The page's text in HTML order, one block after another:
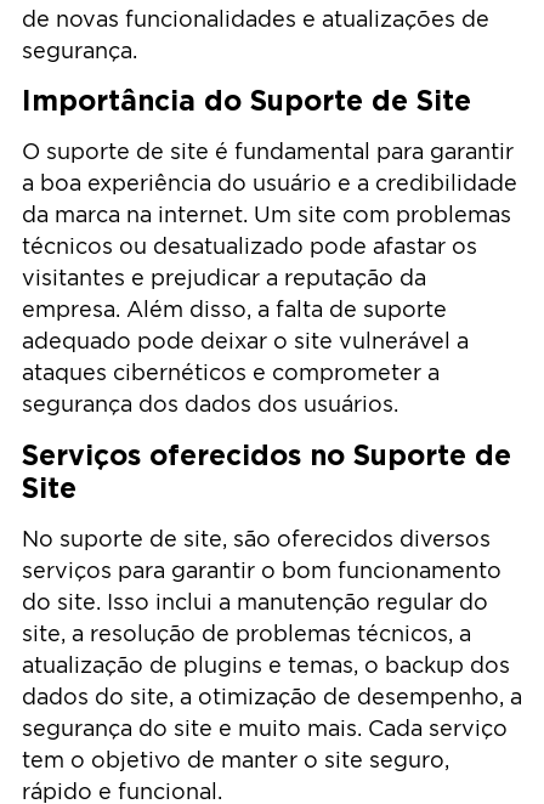
de novas funcionalidades e atualizações de
segurança.
Importância do Suporte de Site
O suporte de site é fundamental para garantir
a boa experiência do usuário e a credibilidade
da marca na internet. Um site com problemas
técnicos ou desatualizado pode afastar os
visitantes e prejudicar a reputação da
empresa. Além disso, a falta de suporte
adequado pode deixar o site vulnerável a
ataques cibernéticos e comprometer a
segurança dos dados dos usuários.
Serviços oferecidos no Suporte de
Site
No suporte de site, são oferecidos diversos
serviços para garantir o bom funcionamento
do site. Isso inclui a manutenção regular do
site, a resolução de problemas técnicos, a
atualização de plugins e temas, o backup dos
dados do site, a otimização de desempenho, a
segurança do site e muito mais. Cada serviço
tem o objetivo de manter o site seguro,
rápido e funcional.